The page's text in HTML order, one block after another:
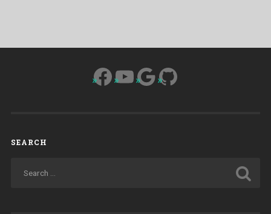
Facebook
YouTube
Google
GitHub
SEARCH